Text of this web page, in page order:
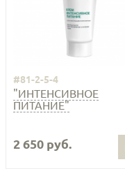
#81-2-5-4
"ИНТЕНСИВНОЕ
ПИТАНИЕ"
2 650 руб.